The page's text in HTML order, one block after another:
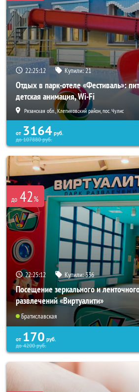
22:25:08 Купили:21
Отдых в парк-отеле «Фестиваль»:
детская анимация, Wi-Fi
Рязанская обл., Клепиковский район, пос. Чулис
от 3164 руб.
до107880руб.
до 42%
22:25:08 Купили:336
Посещение зеркального и
развлечений «Виртуалити»
Братиславская
от 170 руб.
до4200руб.